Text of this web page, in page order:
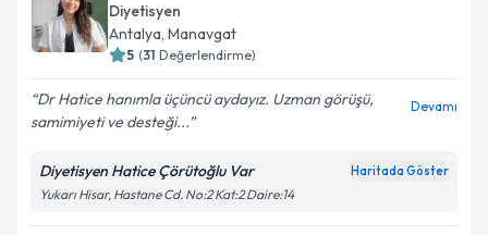
Diyetisyen
Antalya, Manavgat
5 (31 Değerlendirme)
Dr Hatice hanımla üçüncü aydayız. Uzman görüşü,
samimiyeti ve desteği...
Devamı
Diyetisyen Hatice Çörütoğlu Var Haritada Göster
Yukarı Hisar, Hastane Cd. No:2 Kat:2 Daire:14